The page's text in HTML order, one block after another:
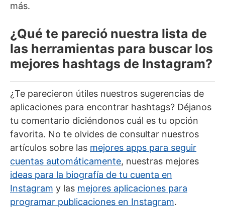
más.
¿Qué te pareció nuestra lista de
las herramientas para buscar los
mejores hashtags de Instagram?
¿Te parecieron útiles nuestros sugerencias de
aplicaciones para encontrar hashtags? Déjanos
tu comentario diciéndonos cuál es tu opción
favorita. No te olvides de consultar nuestros
artículos sobre las mejores apps para seguir
cuentas automáticamente, nuestras mejores
ideas para la biografía de tu cuenta en
Instagram y las mejores aplicaciones para
programar publicaciones en Instagram.